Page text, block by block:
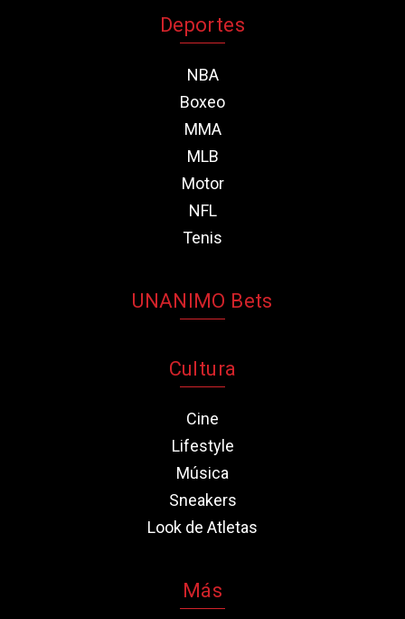
Deportes
NBA
Boxeo
MMA
MLB
Motor
NFL
Tenis
UNANIMO Bets
Cultura
Cine
Lifestyle
Música
Sneakers
Look de Atletas
Más